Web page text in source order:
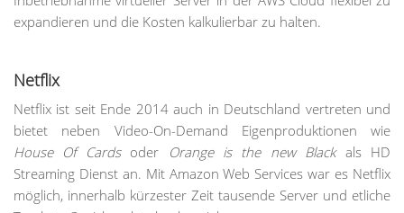
expandieren und die Kosten kalkulierbar zu halten.
Netflix
Netflix ist seit Ende 2014 auch in Deutschland vertreten und
bietet neben Video-On-Demand Eigenproduktionen wie
House Of Cardsoder Orange is the new Blackals HD
Streaming Dienst an. Mit Amazon Web Services war es Netflix
möglich, innerhalb kürzester Zeit tausende Server und etliche